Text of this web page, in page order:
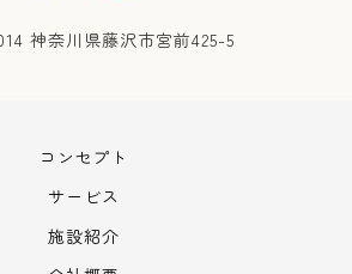
神奈川県藤沢市宮前425-5
コンセプト
サービス
施設紹介